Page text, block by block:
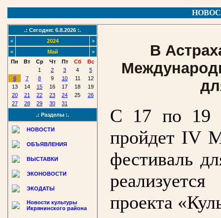
.: Сегодня: 6.8.2026 :.
«
2024
»
«
Май
»
Пн
Вт Ср Чт Пт Сб
Вс
1
2 3 4
5
6
7 8 9 10 11
12
13
14 15 16 17 18
19
20
21 22 23 24 25
26
27
28 29 30
31
.: Разделы :.
НОВОСТИ
ОБЪЯВЛЕНИЯ
ВЫСТАВКИ
ЭКОНОВОСТИ
ЭКОДАТЫ
Новости культуры
Икрянинского района
В
С 17 по 19
пройдет IV
фестиваль
проекта